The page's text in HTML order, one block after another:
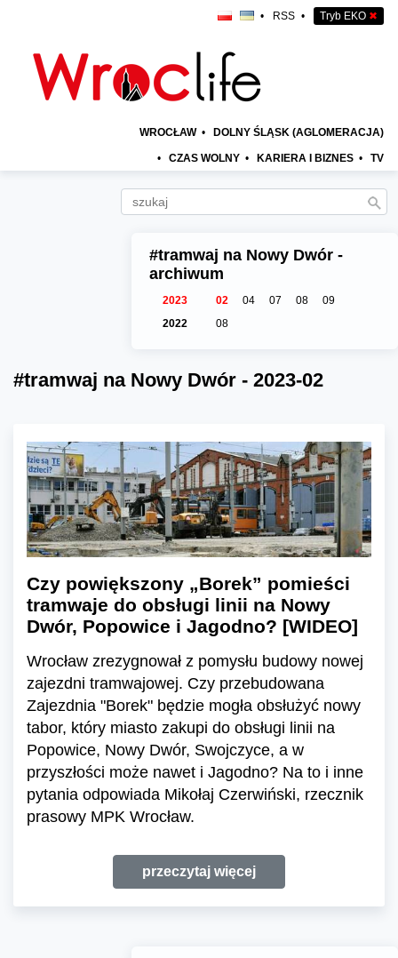
• RSS • Tryb EKO ✖
WROCŁAW • DOLNY ŚLĄSK (AGLOMERACJA)
• CZAS WOLNY • KARIERA I BIZNES • TV
#tramwaj na Nowy Dwór -
archiwum
2023 02 04 07 08
09
2022
08
#tramwaj na Nowy Dwór - 2023-02
Czy powiększony „Borek” pomieści
tramwaje do obsługi linii na Nowy
Dwór, Popowice i Jagodno? [WIDEO]
Wrocław zrezygnował z pomysłu budowy nowej
zajezdni tramwajowej. Czy przebudowana
Zajezdnia "Borek" będzie mogła obsłużyć nowy
tabor, który miasto zakupi do obsługi linii na
Popowice, Nowy Dwór, Swojczyce, a w
przyszłości może nawet i Jagodno? Na to i inne
pytania odpowiada Mikołaj Czerwiński, rzecznik
prasowy MPK Wrocław.
przeczytaj więcej